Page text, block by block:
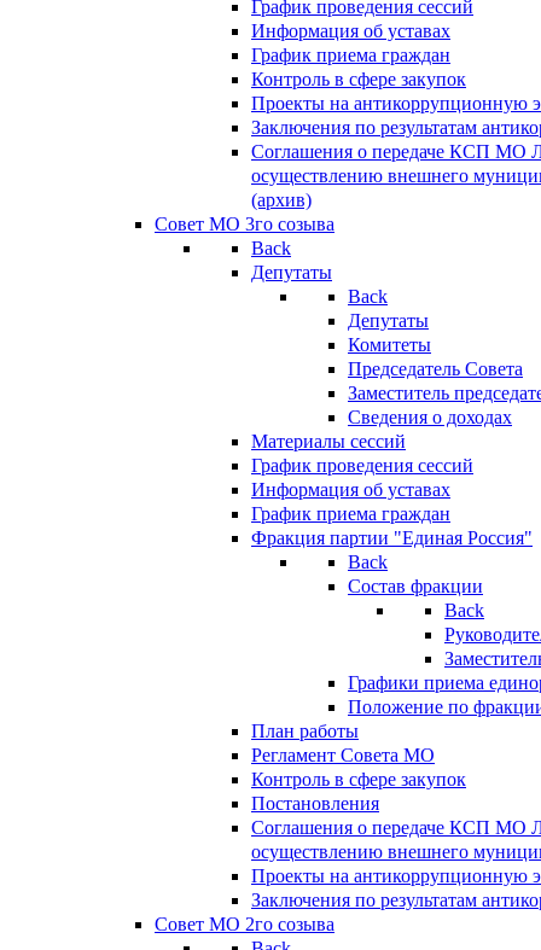
График проведения сессий
Информация об уставах
График приема граждан
Контроль в сфере закупок
Проекты на антикоррупционную
Заключения по результатам
Соглашения о передаче КСП МО
осуществлению внешнего
(архив)
Совет МО 3го созыва
Back
Депутаты
Back
Депутаты
Комитеты
Председатель Совета
Заместитель
Сведения о доходах
Материалы сессий
График проведения сессий
Информация об уставах
График приема граждан
Фракция партии "Единая Россия"
Back
Состав фракции
Back
Графики приема
Положение по
План работы
Регламент Совета МО
Контроль в сфере закупок
Постановления
Соглашения о передаче КСП МО
осуществлению внешнего
Проекты на антикоррупционную
Заключения по результатам
Совет МО 2го созыва